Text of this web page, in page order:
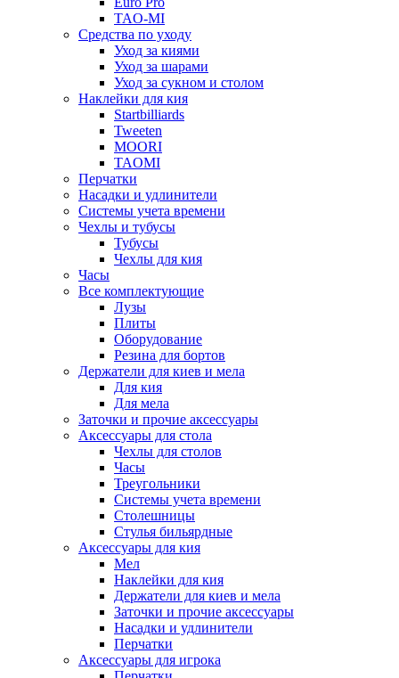
TAO-MI
Средства по уходу
Уход за киями
Уход за шарами
Уход за сукном и столом
Наклейки для кия
Startbilliards
Tweeten
MOORI
TAOMI
Перчатки
Насадки и удлинители
Системы учета времени
Чехлы и тубусы
Тубусы
Чехлы для кия
Часы
Все комплектующие
Лузы
Плиты
Оборудование
Резина для бортов
Держатели для киев и мела
Для кия
Для мела
Заточки и прочие аксессуары
Аксессуары для стола
Чехлы для столов
Часы
Треугольники
Системы учета времени
Столешницы
Стулья бильярдные
Аксессуары для кия
Мел
Наклейки для кия
Держатели для киев и мела
Заточки и прочие аксессуары
Насадки и удлинители
Перчатки
Аксессуары для игрока